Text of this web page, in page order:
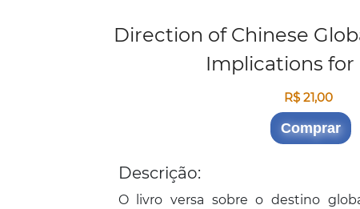
Direction of Chinese
Implications for
R$ 21,00
Comprar
Descrição:
O livro versa sobre o destino